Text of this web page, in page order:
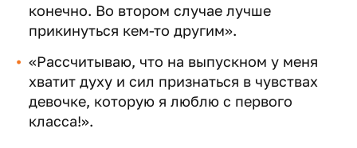
конечно. Во втором случае лучше
прикинуться кем-то другим».
«Рассчитываю, что на выпускном у меня
хватит духу и сил признаться в чувствах
девочке, которую я люблю с первого
класса!».